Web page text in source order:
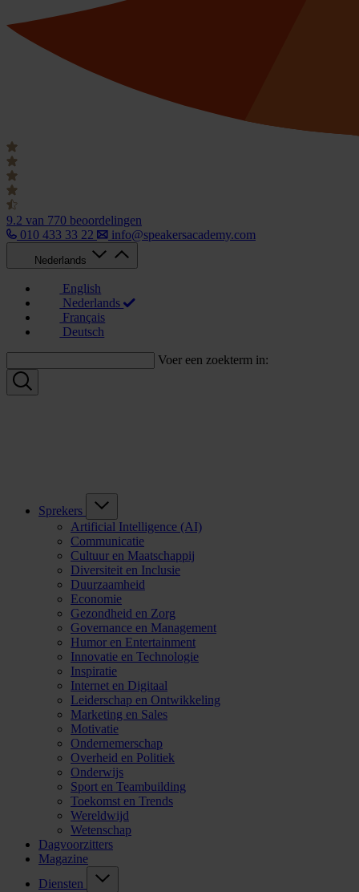
9.2 van 770 beoordelingen
010 433 33 22
info@speakersacademy.com
Nederlands
English
Nederlands
Français
Deutsch
Voer een zoekterm in:
Sprekers
Artificial Intelligence (AI)
Communicatie
Cultuur en Maatschappij
Diversiteit en Inclusie
Duurzaamheid
Economie
Gezondheid en Zorg
Governance en Management
Humor en Entertainment
Innovatie en Technologie
Inspiratie
Internet en Digitaal
Leiderschap en Ontwikkeling
Marketing en Sales
Motivatie
Ondernemerschap
Overheid en Politiek
Onderwijs
Sport en Teambuilding
Toekomst en Trends
Wereldwijd
Wetenschap
Dagvoorzitters
Magazine
Diensten